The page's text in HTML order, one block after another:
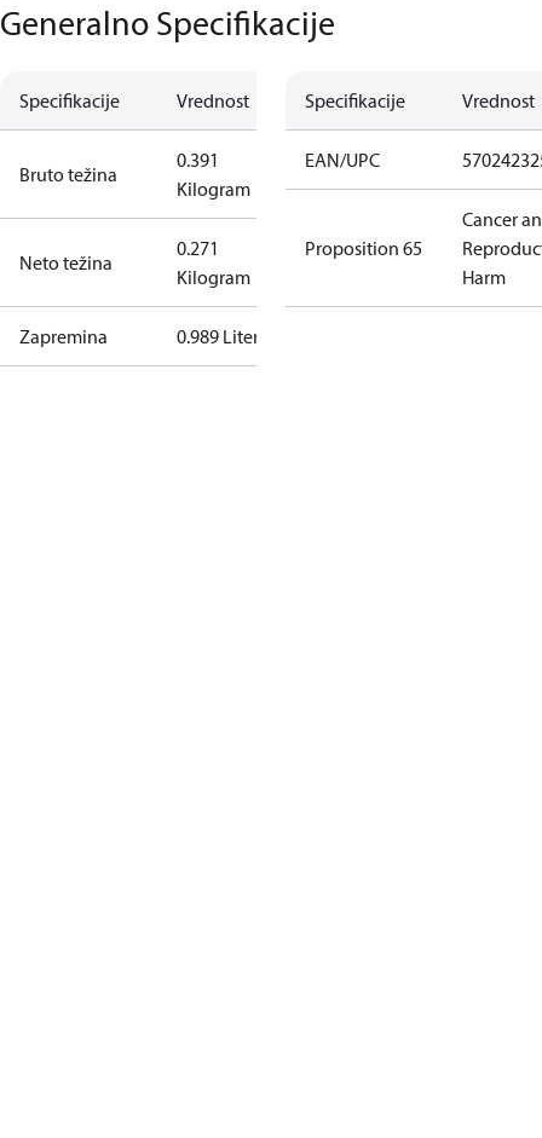
Generalno Specifikacije
Specifikacije Vrednost
Bruto težina
0.391
Kilogram
Neto težina
0.271
Kilogram
Zapremina 0.989 Liter
Specifikacije Vrednost
EAN/UPC
Proposition 65
Cancer
Harm